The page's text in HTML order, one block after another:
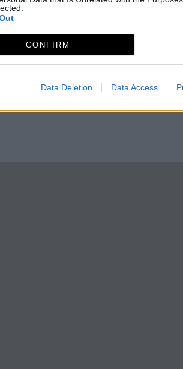
CONFIRM
Data Deletion Data Access